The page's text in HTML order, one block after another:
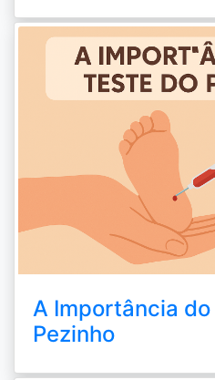
A Importância
Pezinho